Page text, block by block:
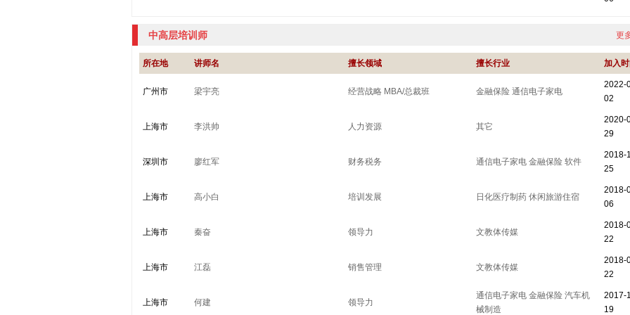
中高层培训师 更
所在地 讲师名 擅长领域 擅长行业 加入时
广州市 梁宇亮 经营战略 MBA/总裁班 金融保险 通信电子家电
2022-
02
上海市 李洪帅 人力资源 其它
2020-
29
深圳市 廖红军 财务税务 通信电子家电 金融保险 软件
2018-
25
上海市 高小白 培训发展 日化医疗制药 休闲旅游住宿
2018-
06
上海市 秦奋 领导力 文教体传媒
2018-
22
上海市 江磊 销售管理 文教体传媒
2018-
22
上海市 何建 领导力
通信电子家电 金融保险 汽车机
械制造
2017-
19